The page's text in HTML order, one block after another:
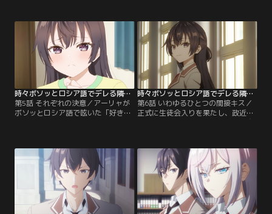
当に捉えていたことで、大喧嘩に。
それからアーリャは他人に期待せず
に生きていくようになる。しかし、
昨年の学園祭で起きたとある出来事
によって政近から諭され、その日を
きっかけに…。
覚える必要はないと諭される。一方
で、アーリャは単身、野球部とサッ
カー部の校庭使用権を巡る会議を仲
裁する仕事を請け負っていた。しか
し、どちらもヒートアップし…。
時々ボソッとロシア語でデレる隣のアーリャさん 第05話
第5話 それぞれの決意／アーリャが
ボソッとロシア語で呟いた「好き
はお構いなしに兄との愉快な日常を
過ごしに来る。しかし有希も、政近
が生徒会長選挙で自分ではなくアー
リャのサポートを務めることを聞い
て……。一方、アーリャも自分が呟
いてしまったことを…。
時々ボソッとロシア語でデレる隣のアーリャさん 第06話
第6話 いわゆるひとつの間接キス／
正式に生徒会入りを果たし、政近は
たことに対し仁義を切りに行くも、
政近のことを誰よりも愛していると
いう発言に振り回されてしま
い……！？更には、ほんわかとして
いるマーシャが政近と話している様
子にも嫉妬してしまう。